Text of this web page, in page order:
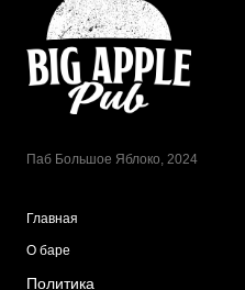
Паб Большое Яблоко, 2024
Главная
О баре
Политика